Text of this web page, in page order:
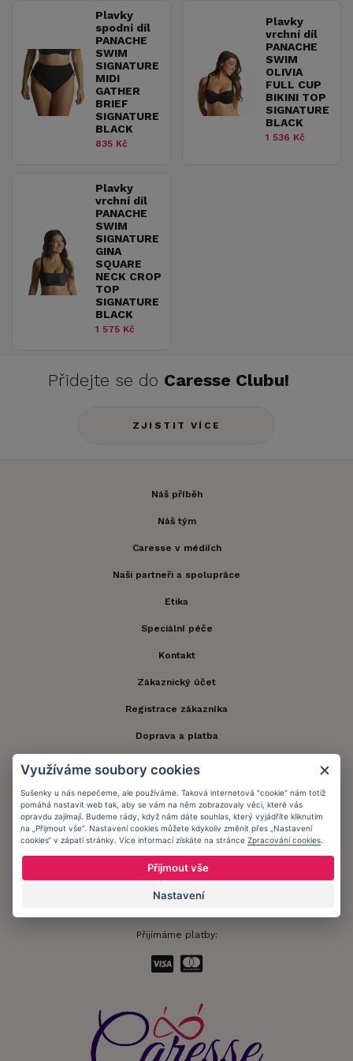
Plavky
spodní díl
PANACHE
SWIM
SIGNATURE
MIDI
GATHER
BRIEF
SIGNATURE
BLACK
835 Kč
Plavky
vrchní díl
PANACHE
SWIM
OLIVIA
FULL CUP
BIKINI TOP
SIGNATURE
BLACK
1 536 Kč
Plavky
vrchní díl
PANACHE
SWIM
SIGNATURE
GINA
SQUARE
NECK CROP
TOP
SIGNATURE
BLACK
1 575 Kč
Přidejte se do Caresse Clubu!
ZJISTIT VÍCE
Náš příběh
Náš tým
Caresse v médiích
Naši partneři a spolupráce
Etika
Speciální péče
Kontakt
Zákaznický účet
Registrace zákazníka
Doprava a platba
Obchodní podmínky
Ochrana osobních údajů
Informační memorandum
Zůstaňte s námi v kontaktu.
Přijímáme platby:
Využíváme soubory cookies
Sušenky u nás nepečeme, ale používáme. Taková internetová "cookie" nám totiž
pomáhá nastavit web tak, aby se vám na něm zobrazovaly věci, které vás
opravdu zajímají. Budeme rády, když nám dáte souhlas, který vyjádříte kliknutím
na „Přijmout vše“. Nastavení cookies můžete kdykoliv změnit přes „Nastavení
cookies“ v zápatí stránky. Více informací získáte na stránce Zpracování cookies
Přijmout vše
Nastavení